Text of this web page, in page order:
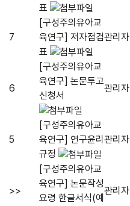
표
7
[구성주의유아교
육연구] 저자점검
표
관리자
6
[구성주의유아교
육연구] 논문투고
신청서
관리자
5
[구성주의유아교
육연구] 연구윤리
규정
관리자
>>
[구성주의유아교
육연구] 논문작성
요령 한글서식(예
관리자